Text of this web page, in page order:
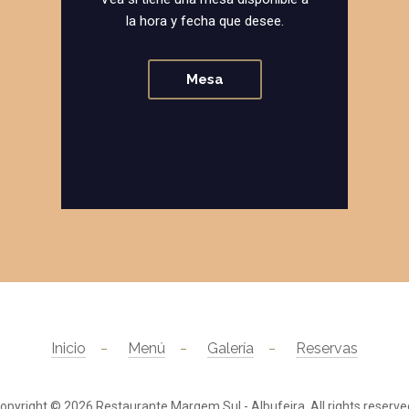
la hora y fecha que desee.
Mesa
Inicio Menú Galería Reservas